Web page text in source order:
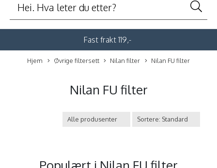
Fast frakt 119,-
Hjem Øvrige filtersett Nilan filter Nilan FU filter
Nilan FU filter